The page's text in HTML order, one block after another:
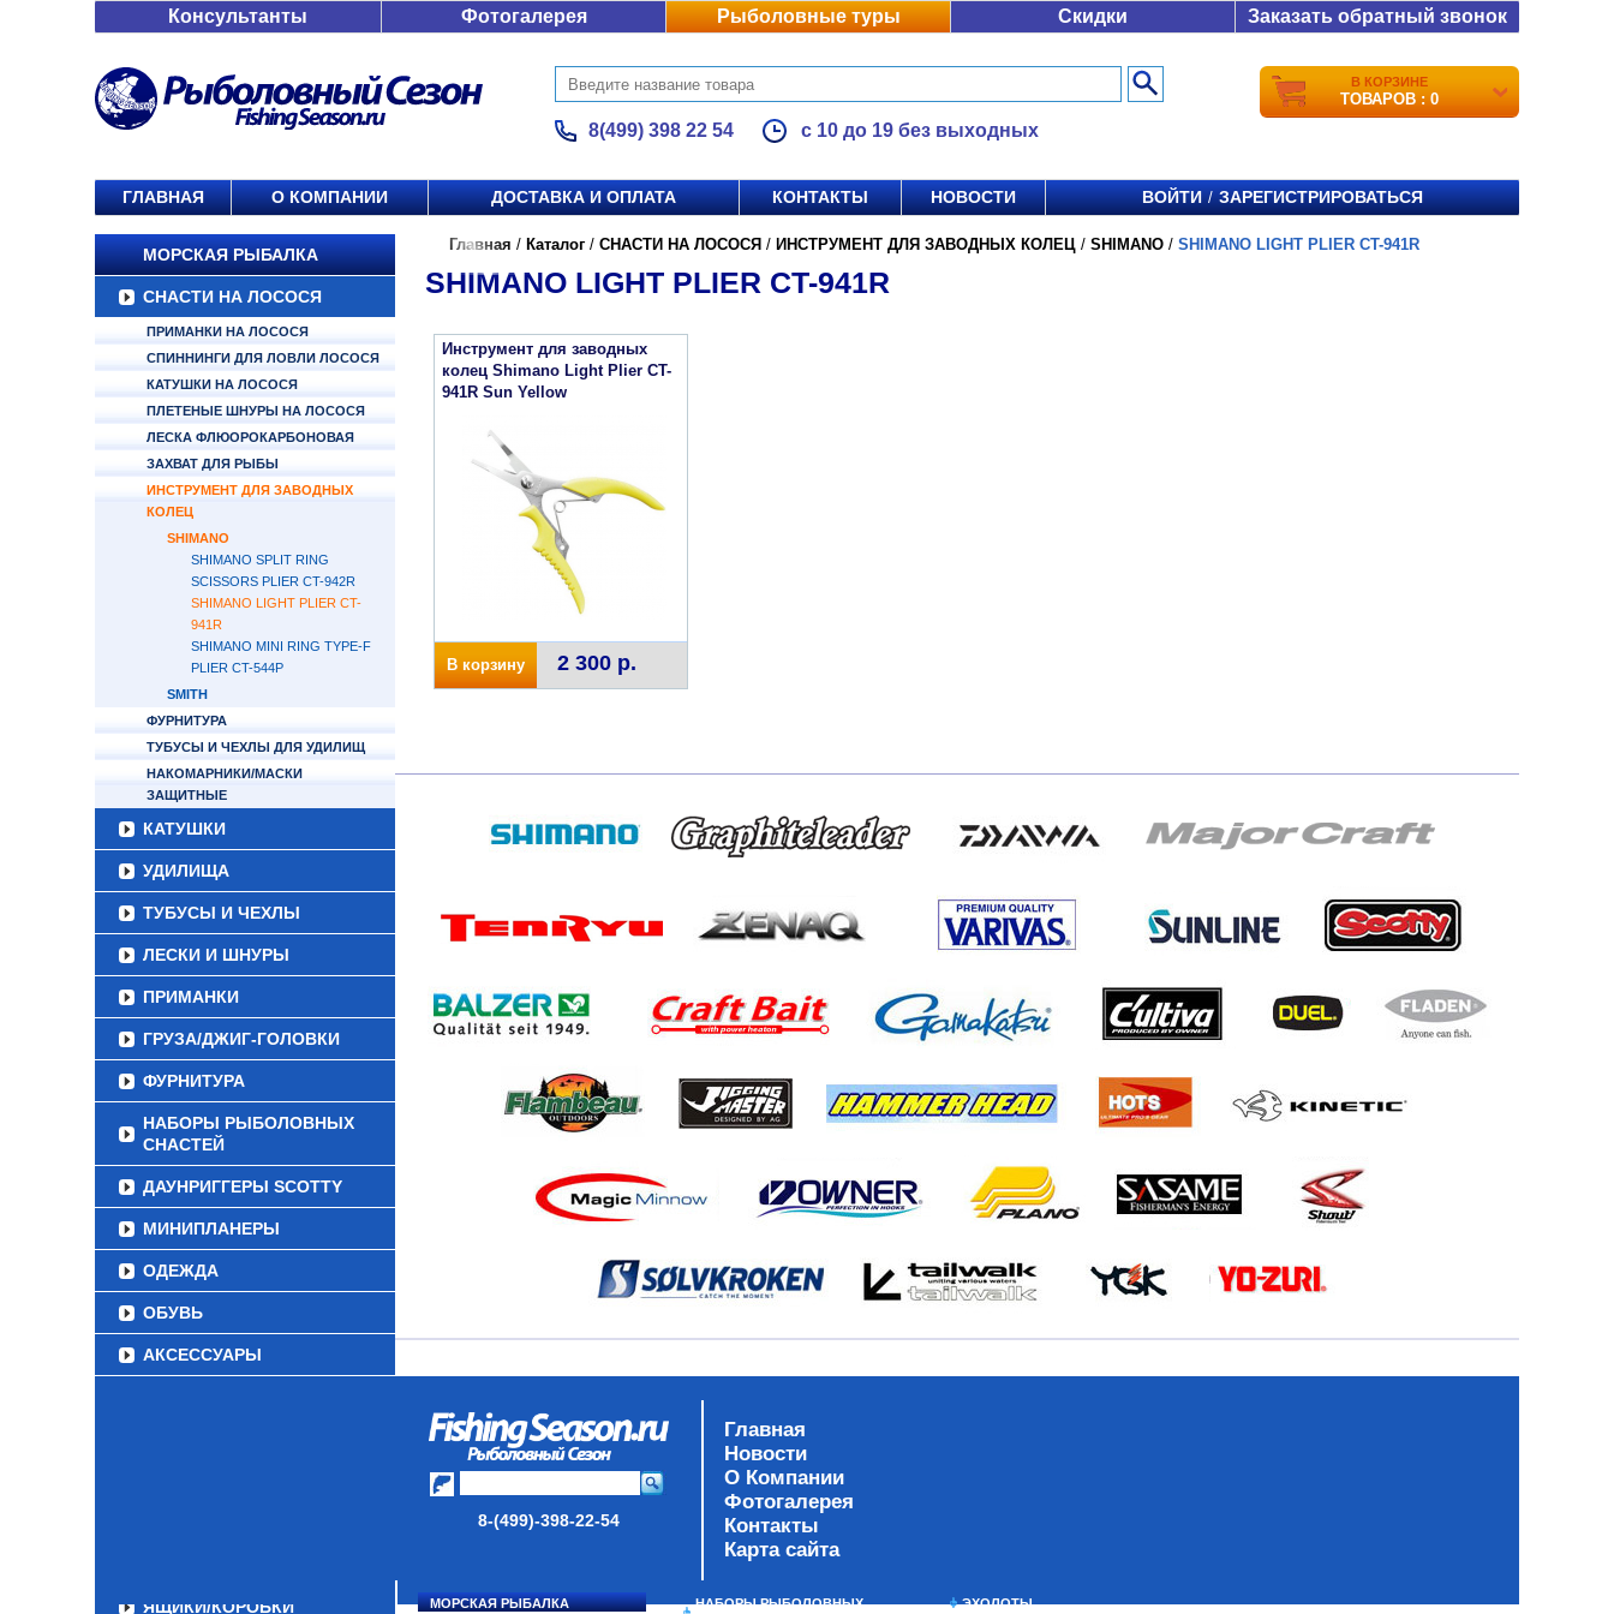
Консультанты Фотогалерея Рыболовные туры Скидки Заказать обратный звонок
8(499) 398 22 54 с 10 до 19 без выходных
В КОРЗИНЕ
ТОВАРОВ : 0
ГЛАВНАЯ О КОМПАНИИ ДОСТАВКА И ОПЛАТА КОНТАКТЫ НОВОСТИ ВОЙТИ / ЗАРЕГИСТРИРОВАТЬСЯ
МОРСКАЯ РЫБАЛКА
СНАСТИ НА ЛОСОСЯ
ПРИМАНКИ НА ЛОСОСЯ
СПИННИНГИ ДЛЯ ЛОВЛИ ЛОСОСЯ
КАТУШКИ НА ЛОСОСЯ
ПЛЕТЕНЫЕ ШНУРЫ НА ЛОСОСЯ
ЛЕСКА ФЛЮОРОКАРБОНОВАЯ
ЗАХВАТ ДЛЯ РЫБЫ
ИНСТРУМЕНТ ДЛЯ ЗАВОДНЫХ
КОЛЕЦ
SHIMANO
SHIMANO SPLIT RING
SCISSORS PLIER CT-942R
SHIMANO LIGHT PLIER CT-
941R
SHIMANO MINI RING TYPE-F
PLIER CT-544P
SMITH
ФУРНИТУРА
ТУБУСЫ И ЧЕХЛЫ ДЛЯ УДИЛИЩ
НАКОМАРНИКИ/МАСКИ
ЗАЩИТНЫЕ
КАТУШКИ
УДИЛИЩА
ТУБУСЫ И ЧЕХЛЫ
ЛЕСКИ И ШНУРЫ
ПРИМАНКИ
ГРУЗА/ДЖИГ-ГОЛОВКИ
ФУРНИТУРА
НАБОРЫ РЫБОЛОВНЫХ
СНАСТЕЙ
ДАУНРИГГЕРЫ SCOTTY
МИНИПЛАНЕРЫ
ОДЕЖДА
ОБУВЬ
АКСЕССУАРЫ
ЯЩИКИ/КОРОБКИ
Главная / Каталог / СНАСТИ НА ЛОСОСЯ / ИНСТРУМЕНТ ДЛЯ ЗАВОДНЫХ КОЛЕЦ / SHIMANO / SHIMANO LIGHT PLIER CT-941R
SHIMANO LIGHT PLIER CT-941R
Инструмент для заводных
колец Shimano Light Plier CT-
941R Sun Yellow
В корзину 2 300 р.
8-(499)-398-22-54
Главная
Новости
О Компании
Фотогалерея
Контакты
Карта сайта
МОРСКАЯ РЫБАЛКА НАБОРЫ РЫБОЛОВНЫХ ЭХОЛОТЫ